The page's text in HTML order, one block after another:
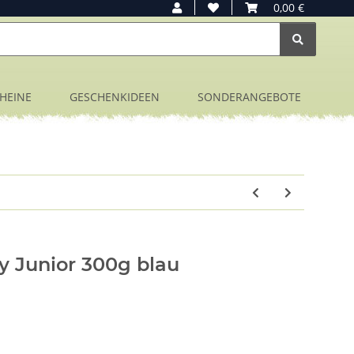
0,00 €
GESCHENKIDEEN SONDERANGEBOTE
Junior 300g blau